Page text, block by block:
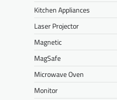
Kitchen Appliances
Laser Projector
Magnetic
MagSafe
Microwave Oven
Monitor